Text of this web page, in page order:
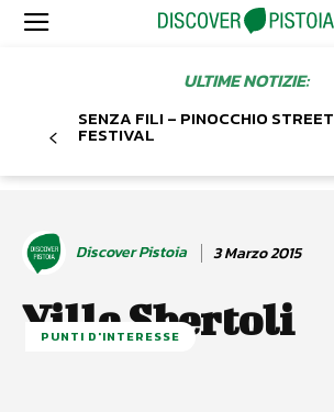
ULTIME NOTIZIE:
SENZA FILI – PINOCCHIO STREET
FESTIVAL
Discover Pistoia 3 Marzo 2015
Ville Sbertoli
PUNTI D'INTERESSE